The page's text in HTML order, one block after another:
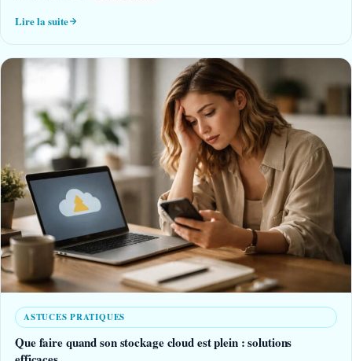
Lire la suite
ASTUCES PRATIQUES
Que faire quand son stockage cloud est plein : solutions